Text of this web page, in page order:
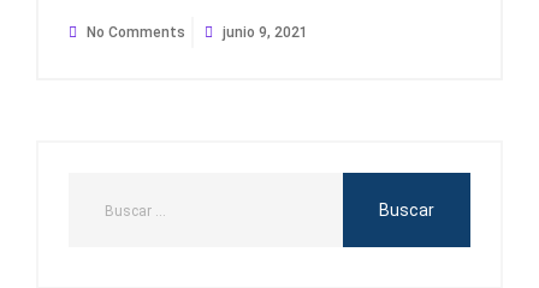
No Comments junio 9, 2021